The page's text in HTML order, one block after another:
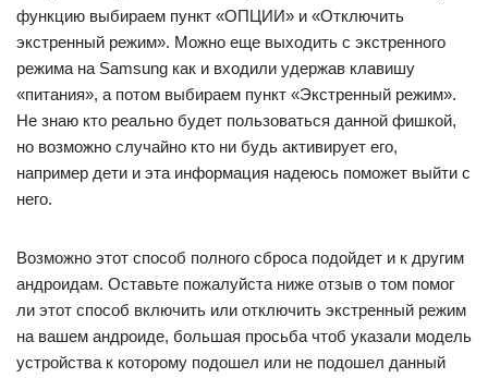
функцию выбираем пункт «ОПЦИИ» и «Отключить
экстренный режим». Можно еще выходить с экстренного
режима на Samsung как и входили удержав клавишу
«питания», а потом выбираем пункт «Экстренный режим».
Не знаю кто реально будет пользоваться данной фишкой,
но возможно случайно кто ни будь активирует его,
например дети и эта информация надеюсь поможет выйти с
него.
Возможно этот способ полного сброса подойдет и к другим
андроидам. Оставьте пожалуйста ниже отзыв о том помог
ли этот способ включить или отключить экстренный режим
на вашем андроиде, большая просьба чтоб указали модель
устройства к которому подошел или не подошел данный